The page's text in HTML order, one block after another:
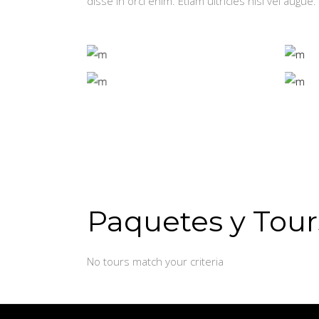
Paquetes y
No tours match your criteria